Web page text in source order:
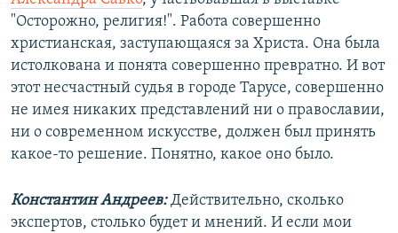
"Осторожно, религия!". Работа совершенно
христианская, заступающаяся за Христа. Она была
истолкована и понята совершенно превратно. И вот
этот несчастный судья в городе Тарусе, совершенно
не имея никаких представлений ни о православии,
ни о современном искусстве, должен был принять
какое-то решение. Понятно, какое оно было.
Константин Андреев:Действительно, сколько
экспертов, столько будет и мнений. И если мои